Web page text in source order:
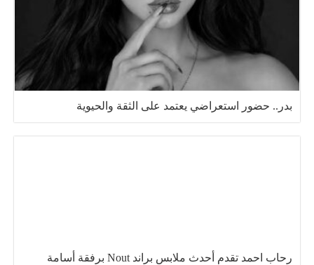
بدر.. حضور استعراضي يعتمد على الثقة والحيوية
رحاب احمد تقدم أحدث ملابس براند Nout برفقة أسامة